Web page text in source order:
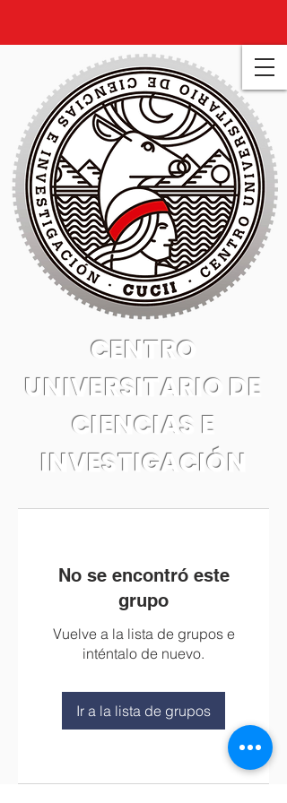
CENTRO
UNIVERSITARIO DE
CIENCIAS E
INVESTIGACIÓN
No se encontró este
grupo
Vuelve a la lista de grupos e
inténtalo de nuevo.
Ir a la lista de grupos